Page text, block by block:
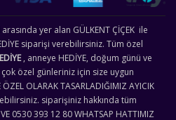
yer alan GÜLKENT ÇİÇEK ile
siparişi verebilirsiniz. Tüm özel
, anneye HEDİYE, doğum günü ve
özel günleriniz için size uygun
OLARAK TASARLADIĞIMIZ AYICIK
siparişiniz hakkında tüm
0530 393 12 80 WHATSAP HATTIMIZ